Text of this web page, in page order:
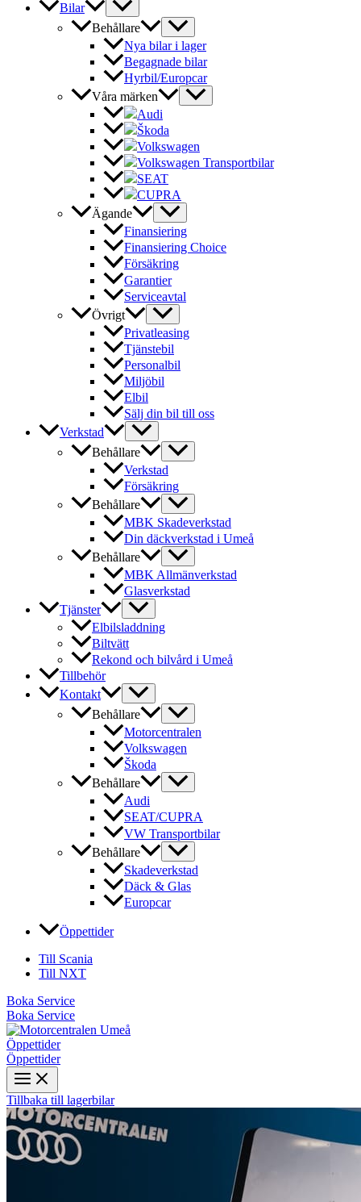
Bilar
Behållare
Nya bilar i lager
Begagnade bilar
Hyrbil/Europcar
Våra märken
Audi
Škoda
Volkswagen
Volkswagen Transportbilar
SEAT
CUPRA
Ägande
Finansiering
Finansiering Choice
Försäkring
Garantier
Serviceavtal
Övrigt
Privatleasing
Tjänstebil
Personalbil
Miljöbil
Elbil
Sälj din bil till oss
Verkstad
Behållare
Verkstad
Försäkring
Behållare
MBK Skadeverkstad
Din däckverkstad i Umeå
Behållare
MBK Allmänverkstad
Glasverkstad
Tjänster
Elbilsladdning
Biltvätt
Rekond och bilvård i Umeå
Tillbehör
Kontakt
Behållare
Motorcentralen
Volkswagen
Škoda
Behållare
Audi
SEAT/CUPRA
VW Transportbilar
Behållare
Skadeverkstad
Däck & Glas
Europcar
Öppettider
Till Scania
Till NXT
Boka Service
Boka Service
Öppettider
Öppettider
Tillbaka till lagerbilar